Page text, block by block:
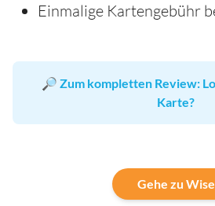
Einmalige Kartengebühr
🔎 Zum kompletten Review:
Karte?
Gehe zu Wise